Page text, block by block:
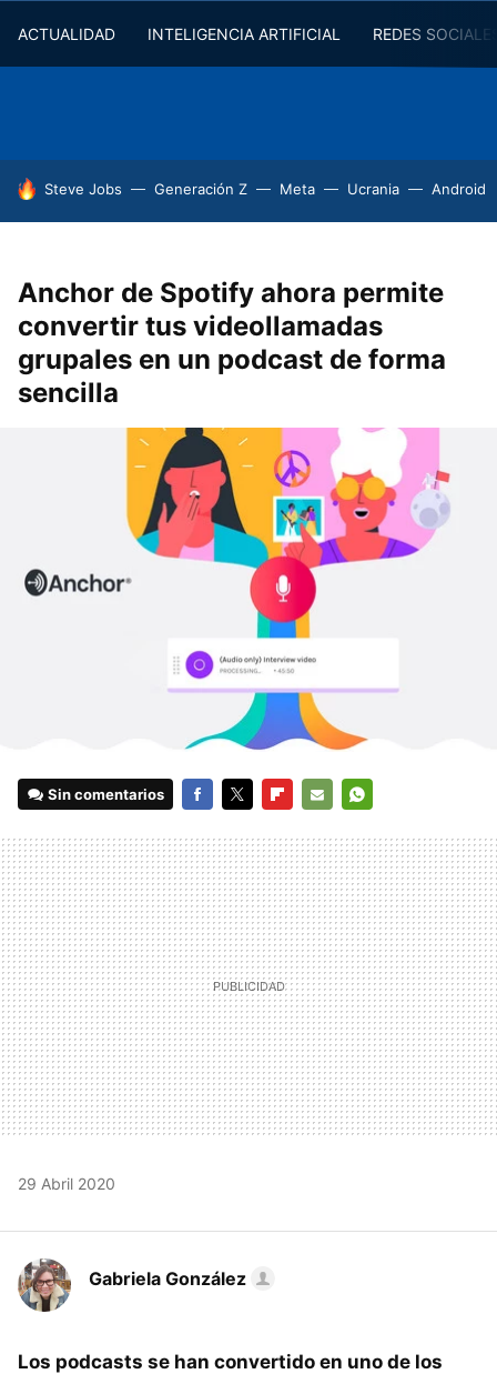
ACTUALIDAD INTELIGENCIA ARTIFICIAL REDES
HOY SE HABLA DE
Steve Jobs Generación Z Meta Ucrania Android
Anchor de Spotify ahora permite
convertir tus videollamadas
grupales en un podcast de forma
sencilla
Sin comentarios
MAIL
29 Abril 2020
Gabriela González
Los podcasts se han convertido en uno de los